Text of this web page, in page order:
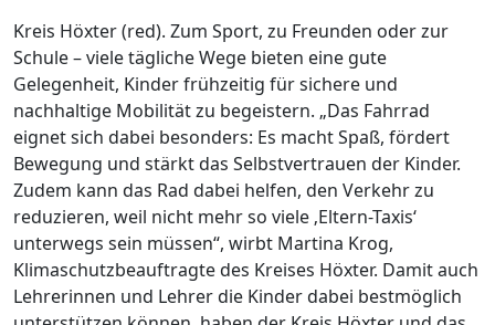
Kreis Höxter (red). Zum Sport, zu Freunden oder zur
Schule – viele tägliche Wege bieten eine gute
Gelegenheit, Kinder frühzeitig für sichere und
nachhaltige Mobilität zu begeistern. „Das Fahrrad
eignet sich dabei besonders: Es macht Spaß, fördert
Bewegung und stärkt das Selbstvertrauen der Kinder.
Zudem kann das Rad dabei helfen, den Verkehr zu
reduzieren, weil nicht mehr so viele ‚Eltern-Taxis‘
unterwegs sein müssen“, wirbt Martina Krog,
Klimaschutzbeauftragte des Kreises Höxter. Damit auch
Lehrerinnen und Lehrer die Kinder dabei bestmöglich